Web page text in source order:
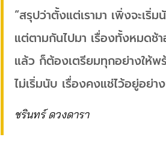
“สรุปว่าตั้งแต่เรามา เพิ่งจะ
แต่ตามกันไปมา เรื่องทั้งหมด
แล้ว ก็ต้องเตรียมทุกอย่างให้พ
ไม่เริ่มนับ เรื่องคงแช่ไว้อยู่อย่า
ชรินทร์ ดวงดารา